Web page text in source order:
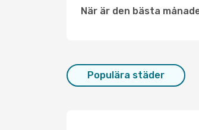
När är den bästa
Populära städer